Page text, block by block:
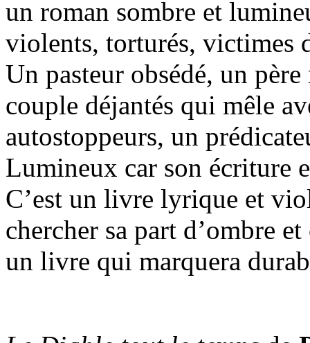
un roman sombre et
violents, torturés, victimes
Un pasteur obsédé, un
couple déjantés qui mêle
autostoppeurs, un
Lumineux car son écriture
C’est un livre lyrique et
chercher sa part d’ombre
un livre qui marquera